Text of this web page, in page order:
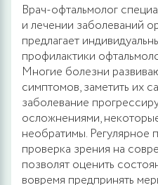
Врач-офтальмолог
и лечении заболеваний
предлагает
профилактики
Многие болезни
симптомов, заметить их
заболевание
осложнениями,
необратимы. Регулярное
проверка зрения на
позволят оценить
вовремя предпринять